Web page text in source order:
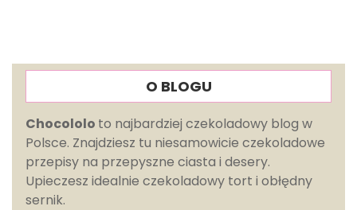
O BLOGU
Chocololo to najbardziej czekoladowy blog w
Polsce. Znajdziesz tu niesamowicie czekoladowe
przepisy na przepyszne ciasta i desery.
Upieczesz idealnie czekoladowy tort i obłędny
sernik.